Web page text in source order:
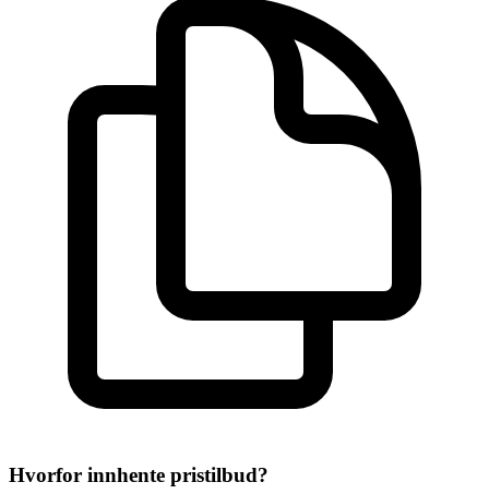
Hvorfor innhente pristilbud?